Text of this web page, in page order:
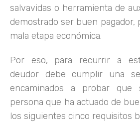
salvavidas o herramienta de
demostrado ser buen pagador,
mala etapa económica.
Por eso, para recurrir a
deudor debe cumplir una
encaminados a probar
persona que ha actuado de
los siguientes cinco requisitos